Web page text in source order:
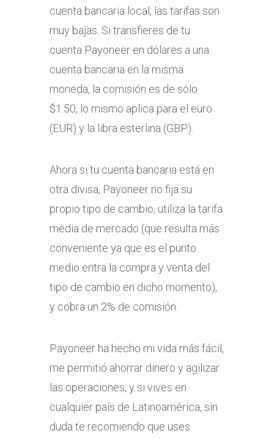
cuenta bancaria local, las tarifas son
muy bajas. Si transfieres de tu
cuenta Payoneer en dólares a una
cuenta bancaria en la misma
moneda, la comisión es de sólo
$1.50, lo mismo aplica para el euro
(EUR) y la libra esterlina (GBP).
Ahora si tu cuenta bancaria está en
otra divisa, Payoneer no fija su
propio tipo de cambio, utiliza la tarifa
media de mercado (que resulta más
conveniente ya que es el punto
medio entra la compra y venta del
tipo de cambio en dicho momento),
y cobra un 2% de comisión.
Payoneer ha hecho mi vida más fácil,
me permitió ahorrar dinero y agilizar
las operaciones, y si vives en
cualquier país de Latinoamérica, sin
duda te recomiendo que uses